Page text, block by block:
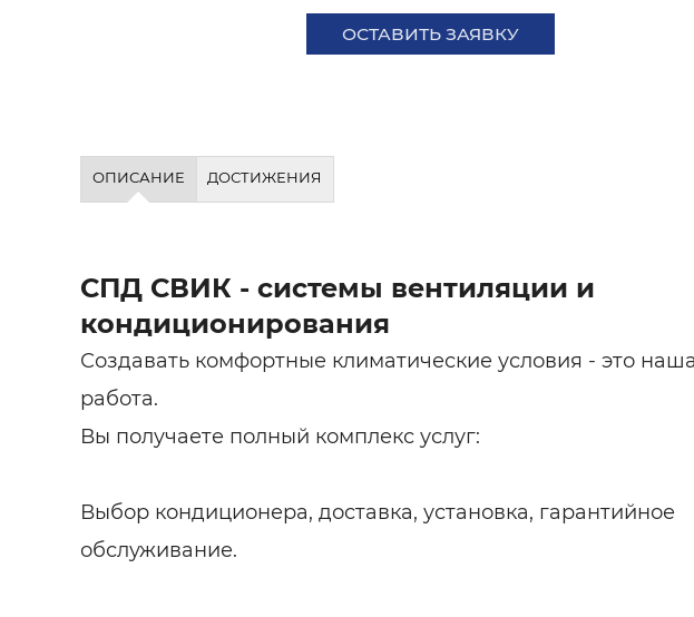
ОСТАВИТЬ ЗАЯВКУ
ОПИСАНИЕ ДОСТИЖЕНИЯ
СПД СВИК - системы вентиляции и
кондиционирования
Создавать комфортные климатические условия - это наша
работа.
Вы получаете полный комплекс услуг:
Выбор кондиционера, доставка, установка, гарантийное
обслуживание.